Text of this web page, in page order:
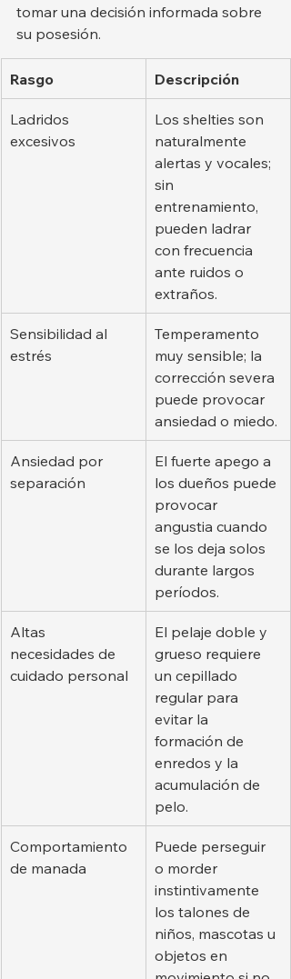
tomar una decisión informada sobre
su posesión.
Rasgo Descripción
Ladridos
excesivos
Los shelties son
naturalmente
alertas y vocales;
sin
entrenamiento,
pueden ladrar
con frecuencia
ante ruidos o
extraños.
Sensibilidad al
estrés
Temperamento
muy sensible; la
corrección severa
puede provocar
ansiedad o miedo.
Ansiedad por
separación
El fuerte apego a
los dueños puede
provocar
angustia cuando
se los deja solos
durante largos
períodos.
Altas
necesidades de
cuidado personal
El pelaje doble y
grueso requiere
un cepillado
regular para
evitar la
formación de
enredos y la
acumulación de
pelo.
Comportamiento
de manada
Puede perseguir
o morder
instintivamente
los talones de
niños, mascotas u
objetos en